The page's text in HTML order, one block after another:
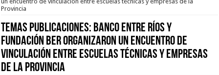
Provincia
Temas Publicaciones: Banco Entre Ríos y
Fundación BER organizaron un encuentro de
vinculación entre escuelas técnicas y empresas
de la Provincia